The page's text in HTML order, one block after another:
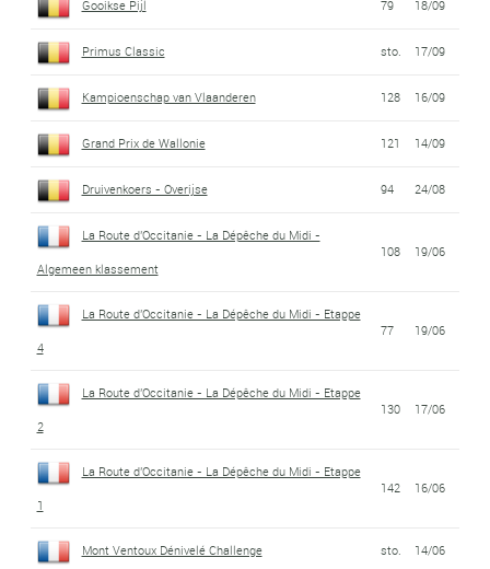
Gooikse Pijl 79 18/09
Primus Classic sto. 17/09
Kampioenschap van Vlaanderen 128 16/09
Grand Prix de Wallonie 121 14/09
Druivenkoers - Overijse 94 24/08
La Route d'Occitanie - La Dépêche du Midi -
Algemeen klassement
108 19/06
La Route d'Occitanie - La Dépêche du Midi - Etappe
4
77 19/06
La Route d'Occitanie - La Dépêche du Midi - Etappe
2
130 17/06
La Route d'Occitanie - La Dépêche du Midi - Etappe
1
142 16/06
Mont Ventoux Dénivelé Challenge sto. 14/06